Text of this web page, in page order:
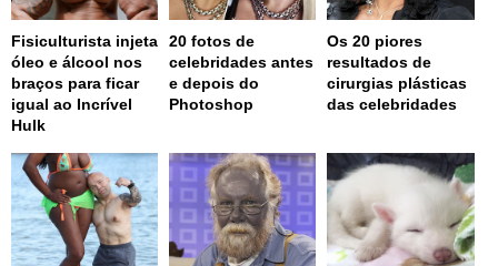
Fisiculturista injeta
óleo e álcool nos
braços para ficar
igual ao Incrível
Hulk
20 fotos de
celebridades antes
e depois do
Photoshop
Os 20 piores
resultados de
cirurgias plásticas
das celebridades